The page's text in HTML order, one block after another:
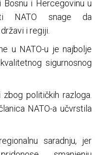
Bosnu i Hercegovinu u
NATO snage da
i regiji.
u NATO-u je najbolje
sigurnosnog
političkih razloga.
NATO-a učvrstila
saradnju, jer